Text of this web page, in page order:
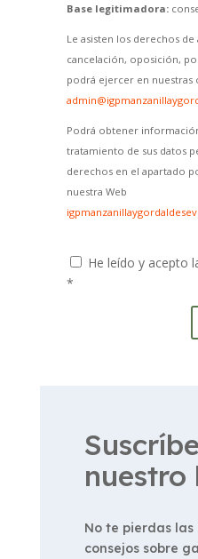
Base legitimadora:
Le asisten los derechos
cancelación, oposición,
podrá ejercer en nuestras
Podrá obtener
tratamiento de sus datos
derechos en el apartado
nuestra Web
He leído y acepto
*
nuestro
No te pierdas
consejos sobre